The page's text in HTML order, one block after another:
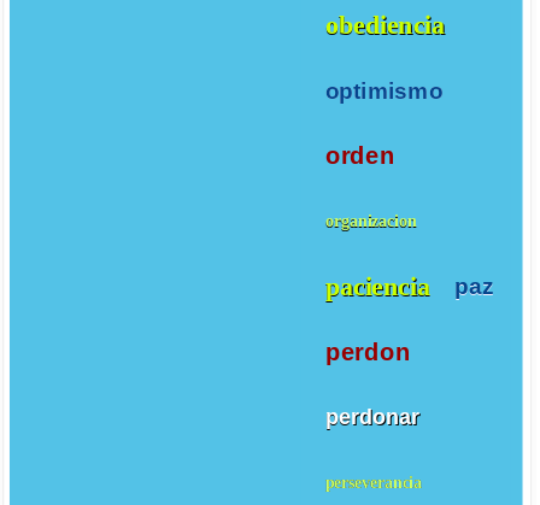
obediencia
optimismo
orden
organizacion
paciencia paz
perdon
perdonar
perseverancia